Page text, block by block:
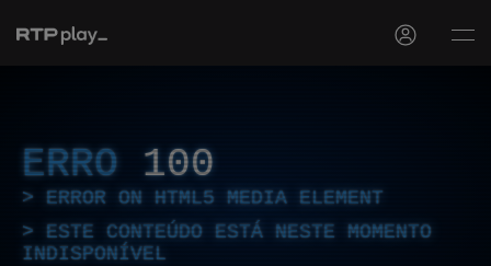
ERRO 100
ERROR ON HTML5 MEDIA ELEMENT
ESTE CONTEÚDO ESTÁ NESTE MOMENTO
INDISPONÍVEL